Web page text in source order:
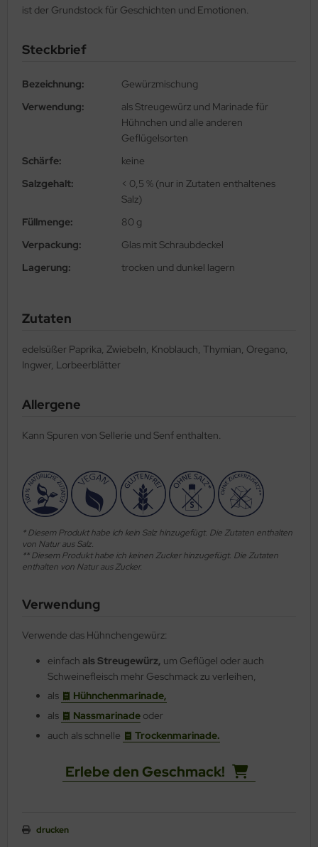
ist der Grundstock für Geschichten und Emotionen.
Steckbrief
Bezeichnung:
Gewürzmischung
Verwendung:
als Streugewürz und Marinade für
Hühnchen und alle anderen
Geflügelsorten
Schärfe:
keine
Salzgehalt:
< 0,5 % (nur in Zutaten enthaltenes
Salz)
Füllmenge:
80 g
Verpackung:
Glas mit Schraubdeckel
Lagerung:
trocken und dunkel lagern
Zutaten
edelsüßer Paprika, Zwiebeln, Knoblauch, Thymian, Oregano,
Ingwer, Lorbeerblätter
Allergene
Kann Spuren von Sellerie und Senf enthalten.
* Diesem Produkt habe ich kein Salz hinzugefügt. Die Zutaten enthalten
von Natur aus Salz.
** Diesem Produkt habe ich keinen Zucker hinzugefügt. Die Zutaten
enthalten von Natur aus Zucker.
Verwendung
Verwende das Hühnchengewürz:
einfach als Streugewürz, um Geflügel oder auch
Schweinefleisch mehr Geschmack zu verleihen,
als
Hühnchenmarinade,
als
Nassmarinade oder
auch als schnelle
Trockenmarinade.
Erlebe den Geschmack!
drucken